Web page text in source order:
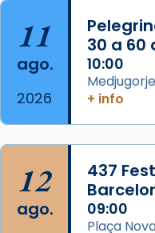
partir de l’Edat
que les santes
Semproniana
eterna”) són
frare Joan Gaspar
que les santes
Mataró en
Foto
View on Facebook · Share
11
ago.
2026
30 a 60
10:00
+ info
12
ago.
437
09:00
Plaça